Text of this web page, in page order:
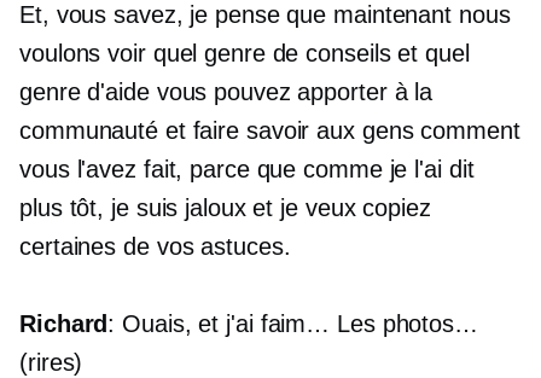
Et, vous savez, je pense que maintenant nous
voulons voir quel genre de conseils et quel
genre d'aide vous pouvez apporter à la
communauté et faire savoir aux gens comment
vous l'avez fait, parce que comme je l'ai dit
plus tôt, je suis jaloux et je veux copiez
certaines de vos astuces.
Richard: Ouais, et j'ai faim… Les photos…
(rires)